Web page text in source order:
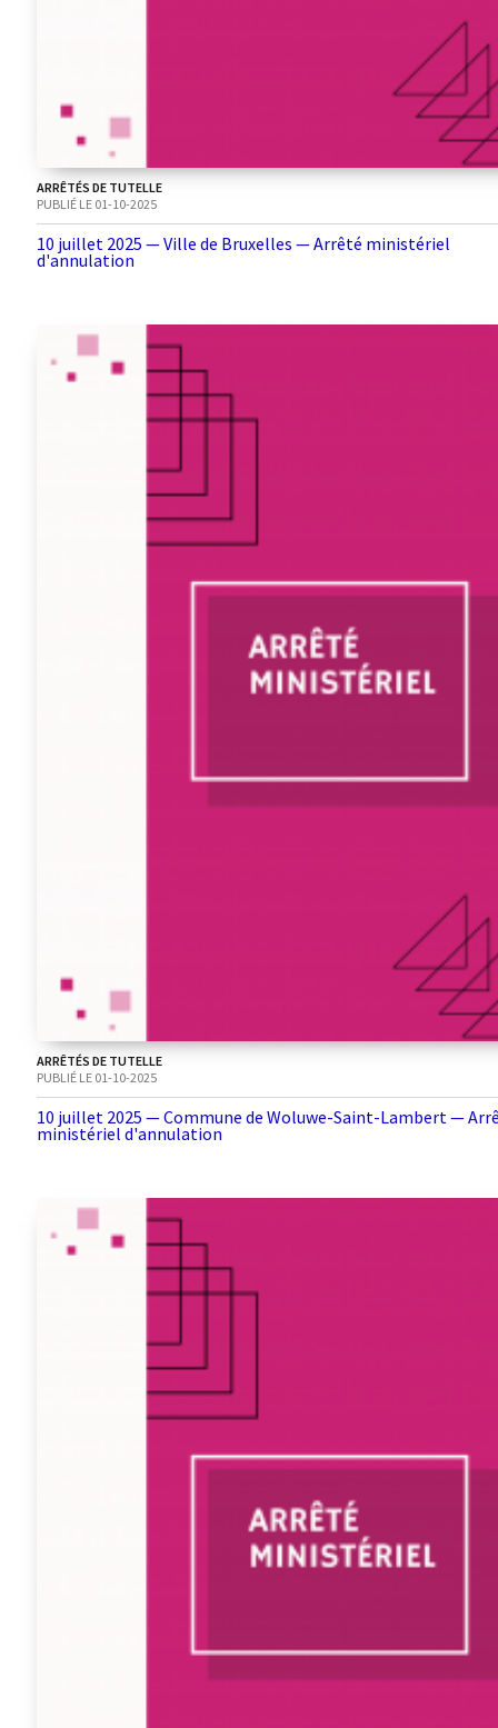
ARRÊTÉS DE TUTELLE
PUBLIÉ LE 01-10-2025
10 juillet 2025 — Ville de Bruxelles — Arrêté ministériel
d'annulation
ARRÊTÉS DE TUTELLE
PUBLIÉ LE 01-10-2025
10 juillet 2025 — Commune de Woluwe-Saint-Lambert —
ministériel d'annulation